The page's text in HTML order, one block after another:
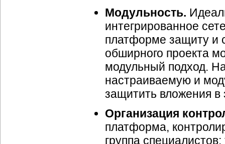
Модульность.
интегрированное
платформе защиту и
обширного проекта
модульный подход.
настраиваемую и
защитить вложения в
Организация
платформа,
группа